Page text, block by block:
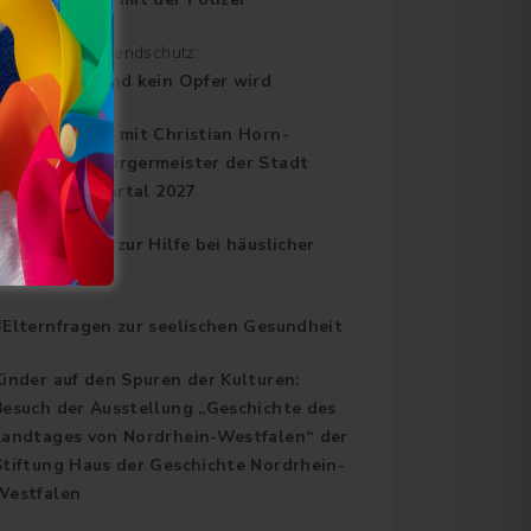
und Jugendschutz:
Dein Kind kein Opfer wird
mit Christian Horn-
Bürgermeister der Stadt
| 1. Quartal 2027
zur Hilfe bei häuslicher
zur seelischen Gesundheit
auf den Spuren der Kulturen:
der Ausstellung „Geschichte des
von Nordrhein-Westfalen“ der
Haus der Geschichte Nordrhein-